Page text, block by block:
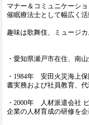
マナー＆コミュニケーシ
催眠療法士として幅広く
趣味は歌舞伎、ミュージ
・愛知県瀬戸市在住、南
・1984年 安田火災海上
書実務および社員教育、
・2000年 人材派遣会社
企業の人材育成の研修を